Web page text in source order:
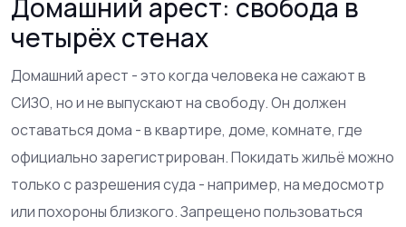
четырёх стенах
Домашний арест - это когда человека не сажают в
СИЗО, но и не выпускают на свободу. Он должен
оставаться дома - в квартире, доме, комнате, где
официально зарегистрирован. Покидать жильё можно
только с разрешения суда - например, на медосмотр
или похороны близкого. Запрещено пользоваться